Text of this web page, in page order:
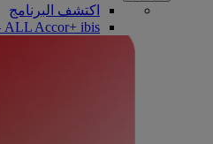
اكتشف البرنامج
ALL Accor+ ibis - اشتراك